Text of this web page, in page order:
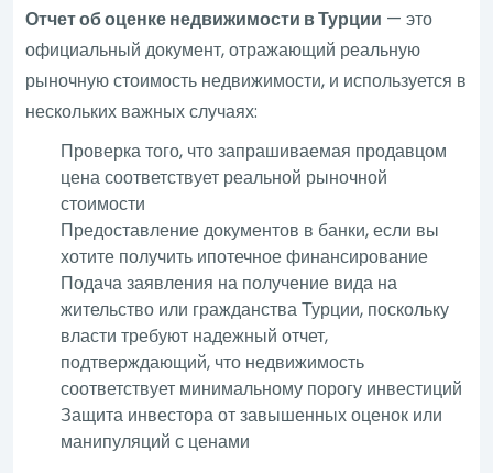
Отчет об оценке недвижимости в Турции — это
официальный документ, отражающий реальную
рыночную стоимость недвижимости, и используется в
нескольких важных случаях:
Проверка того, что запрашиваемая продавцом
цена соответствует реальной рыночной
стоимости
Предоставление документов в банки, если вы
хотите получить ипотечное финансирование
Подача заявления на получение вида на
жительство или гражданства Турции, поскольку
власти требуют надежный отчет,
подтверждающий, что недвижимость
соответствует минимальному порогу инвестиций
Защита инвестора от завышенных оценок или
манипуляций с ценами